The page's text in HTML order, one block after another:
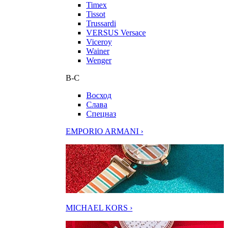
Timex
Tissot
Trussardi
VERSUS Versace
Viceroy
Wainer
Wenger
В-С
Восход
Слава
Спецназ
EMPORIO ARMANI ›
MICHAEL KORS ›